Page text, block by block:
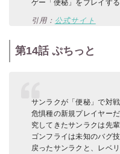
ゲー「便秘」をプレイする
引用： 公式サイト
第14話 ぷちっと
サンラクが「便秘」で対
危惧種の新規プレイヤー
究してきたサンラクは先
ゴンフライは未知のバグ
戻ったサンラクと、レベ